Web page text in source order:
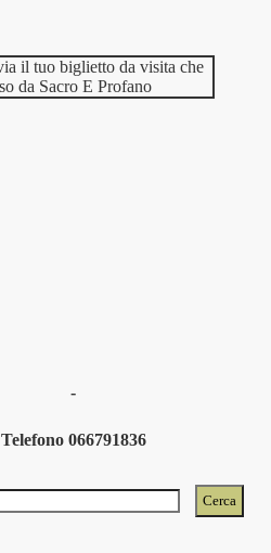
-
Telefono 066791836